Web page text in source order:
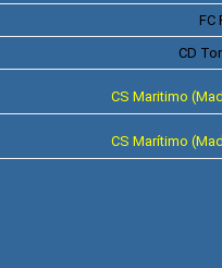
FC
CD
CS Maritimo
CS Marítimo